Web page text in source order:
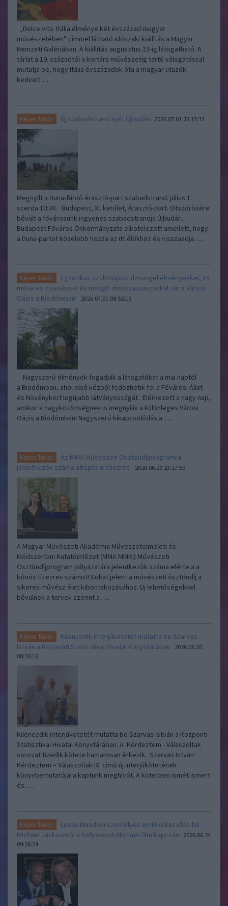
„Dolce vita. Itália élménye két évszázad magyar
művészetében” címmel látható időszaki kiállítás a Magyar
Nemzeti Galériában. A kiállítás augusztus 23-ig látogatható. A
tárlat a 19. századtól a kortárs művészetig tartó válogatással
mutatja be, hogy Itália évszázadok óta a magyar utazók
kedvelt…..
Képes Tükör Új szabadstrand nyílt Újbudán 2026.07.01 23:17:13
Megnyílt a Duna-fürdő Árasztó-part szabadstrand. július 1.
szerda 10:30. Budapest, XI. kerület, Árasztó-part. Ötszörösére
bővült a fővárosunk ingyenes szabadstrandja Újbudán.
Budapest Főváros Önkormányzata elkötelezett amellett, hogy
a Duna-partot közelebb hozza az itt élőkhöz és visszaadja…..
Képes Tükör
Egzotikus szubtrópusi dzsungel élményekkel, 14
méteres vízeséssel és mozgó dinoszauruszokkal vár a Városi
Oázis a Biodómban!
2026.07.01 08:52:15
Nagyszerű élmények fogadják a látogatókat a mai naptól
a Biodómban, ahol első kézből fedezhetik fel a Fővárosi Állat-
és Növénykert legújabb látványosságát. Elérkezett a nagy nap,
amikor a nagyközönségnek is megnyílik a különleges Városi
Oázis a Biodómban! Nagyszerű kikapcsolódás a…..
Képes Tükör
Az MMA Művészeti Ösztöndíjprogramra
jelentkezők száma átlépte a tízezret!
2026.06.29 23:17:50
A Magyar Művészeti Akadémia Művészetelméleti és
Módszertani Kutatóintézet (MMA MMKI) Művészeti
Ösztöndíjprogram pályázatára jelentkezők száma elérte a a
bűvös tízezres számot! Sokat jelent a művészeti ösztöndíj a
sikeres művész élet kibontakozásához. Új lehetőségekkel
bővülnek a tervek szerint a…..
Képes Tükör
Kilencedik interjúkötetét mutatta be Szarvas
István a Központi Statisztikai Hivatal Könyvtárában
2026.06.25
08:26:16
Kilencedik interjúkötetét mutatta be Szarvas István a Központi
Statisztikai Hivatal Könyvtárában. A Kérdeztem - Válaszoltak
sorozat tizedik kötete hamarosan érkezik. Szarvas István
Kérdeztem – Válaszoltak IX. című új interjúkötetének
könyvbemutatójára kaptunk meghívót. A kötetben ismét ismert
és…..
Képes Tükör
Leslie Mandoki személyes emlékeket idéz fel
Michael Jacksonról a hollywoodi Michael-film kapcsán
2026.06.24
09:26:54